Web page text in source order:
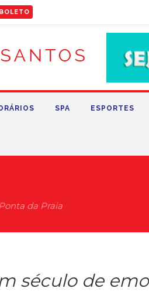
SPA ESPORTES
da Praia
século de